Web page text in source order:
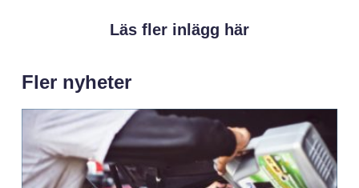
Läs fler inlägg här
Fler nyheter